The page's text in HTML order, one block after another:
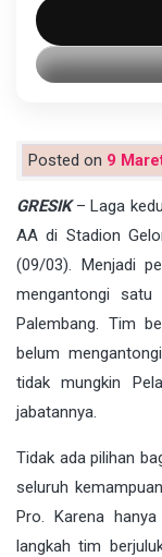
Posted on 9
GRESIK– Laga
AA di Stadion
(09/03). Menjadi
mengantongi
Palembang. Tim
belum
tidak mungkin
jabatannya.
Tidak ada pilihan
seluruh
Pro. Karena
langkah tim